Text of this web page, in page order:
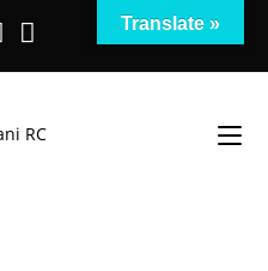
Translate »